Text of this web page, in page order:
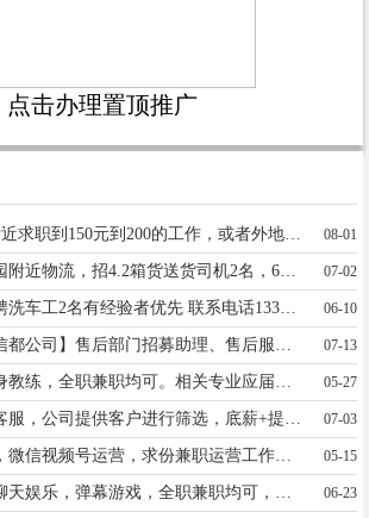
点击办理置顶推广
男 40 会宁附近求职到150元到200的工作，或者外地240到280短期工作，手机微信 13290597016 08-01
邢台森林公园附近物流，招4.2箱货送货司机2名，6千40岁以下一人一车，另招下午半天送货司机可兼职13931928898 07-02
天猫养车应聘洗车工2名有经验者优先 联系电话13315935550 地址襄都路与英华大街交叉口 06-10
07-13
05-27
07-03
本人会抖音，微信视频号运营，求份兼职运营工作，（不做视频，可以给你出方案）电话：18003297997 05-15
06-23